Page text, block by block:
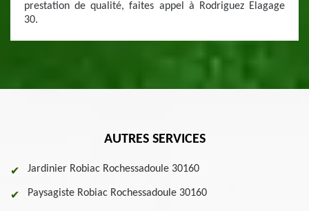
prestation de qualité, faites appel à Rodriguez Elagage
30.
AUTRES SERVICES
Jardinier Robiac Rochessadoule 30160
Paysagiste Robiac Rochessadoule 30160